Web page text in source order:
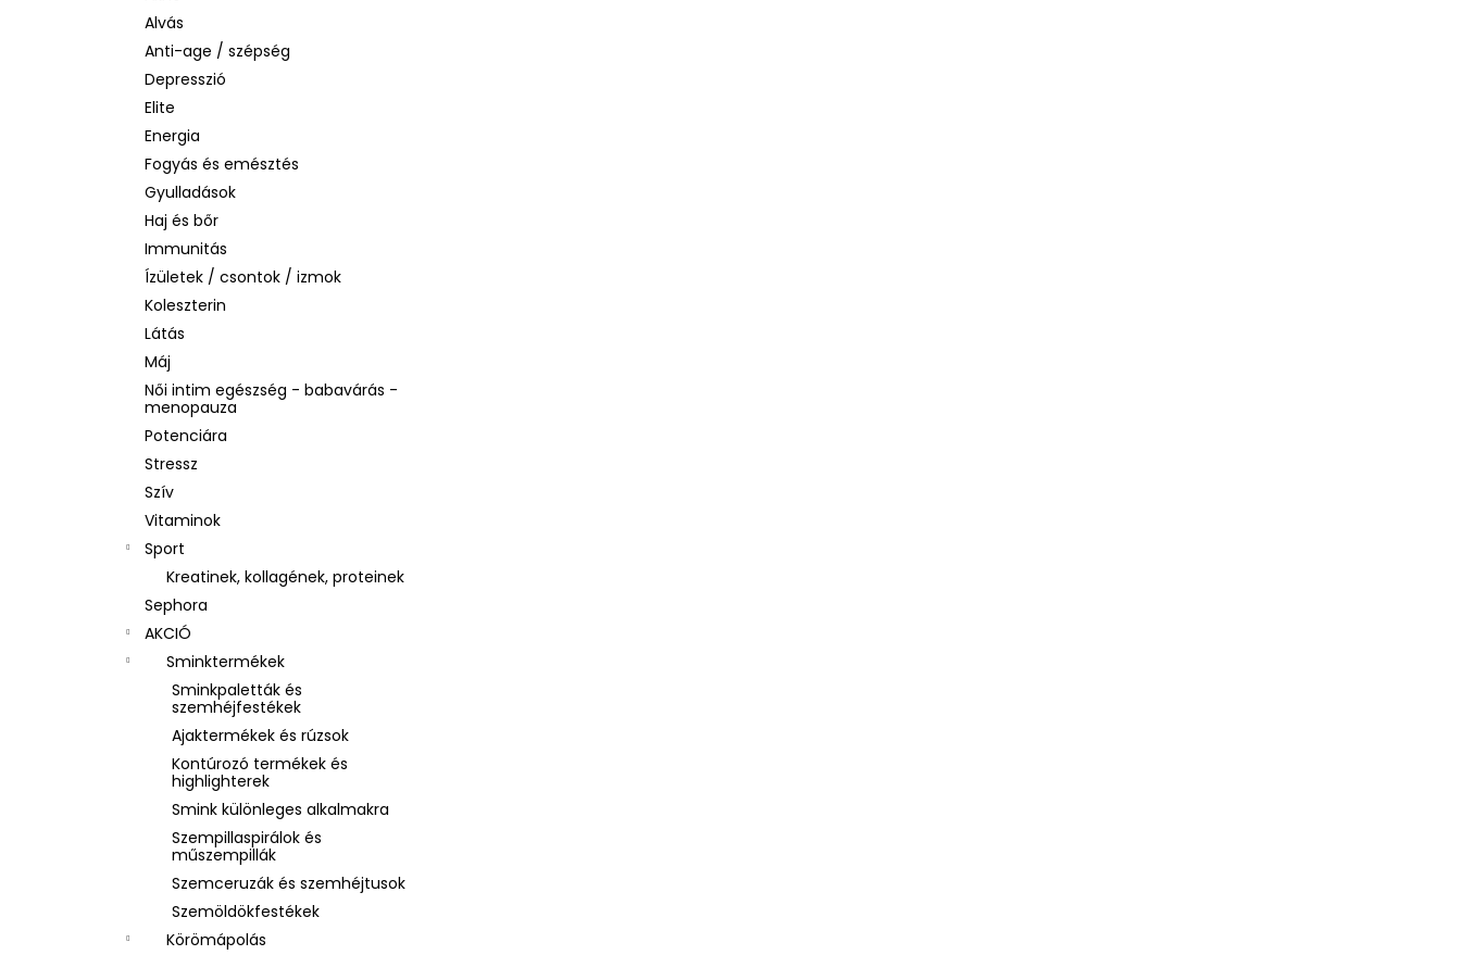
Alvás
Anti-age / szépség
Depresszió
Elite
Energia
Fogyás és emésztés
Gyulladások
Haj és bőr
Immunitás
Ízületek / csontok / izmok
Koleszterin
Látás
Máj
Női intim egészség - babavárás -
menopauza
Potenciára
Stressz
Szív
Vitaminok
Sport
Kreatinek, kollagének, proteinek
Sephora
AKCIÓ
Sminktermékek
Sminkpaletták és
szemhéjfestékek
Ajaktermékek és rúzsok
Kontúrozó termékek és
highlighterek
Smink különleges alkalmakra
Szempillaspirálok és
műszempillák
Szemceruzák és szemhéjtusok
Szemöldökfestékek
Körömápolás
LA ROCHE-POSAY B5 RÁNCTALANÍTÓ
SZÉRUM ÉRZÉKENY BŐRRE, 10 ML
1 760 Ft
Korábbi: 4 580 Ft